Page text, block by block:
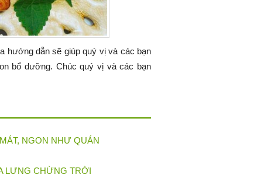
hướng dẫn sẽ giúp quý vị và các bạn
bổ dưỡng. Chúc quý vị và các bạn
NGON NHƯ QUÁN
LƯNG CHỪNG TRỜI